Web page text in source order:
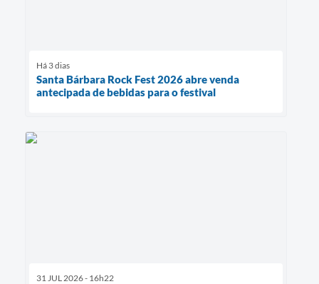
Há 3 dias
Santa Bárbara Rock Fest 2026 abre venda
antecipada de bebidas para o festival
31 JUL 2026 - 16h22